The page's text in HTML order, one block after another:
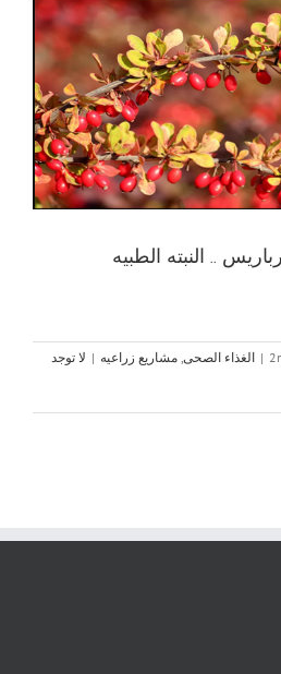
.. النبته الطبيه
| الغذاء الصحى, مشاريع زراعيه | لا توجد